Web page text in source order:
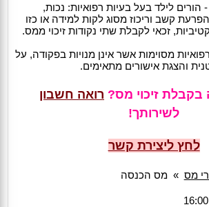
הורים לילד בעל בעיות רפואיות: נכות,
הפרעת קשב וריכוז מסוג לקות למידה או כזו
זכאי לקבלת שתי נקודות זיכוי ממס.
מסוימות אשר אינן מנויות בפקודה, על
והצגת אישורים מתאימים.
בקבלת זיכוי מס? רואה חשבון
לשירותך!
לחץ ליצירת קשר
מס »מס הכנסה